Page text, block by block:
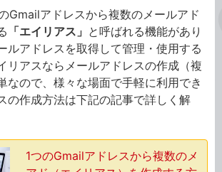
Gmailアドレスから複数のメールアド
「エイリアス」 と呼ばれる機能があり
ルアドレスを取得して管理・使用する
リアスならメールアドレスの作成（複
なので、様々な場面で手軽に利用でき
の作成方法は下記の記事で詳しく解
1つのGmailアドレスから複数のメ